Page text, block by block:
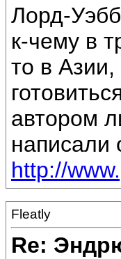
Лорд-
к-чему в
то в
автором
http://
Fleatly
Re: